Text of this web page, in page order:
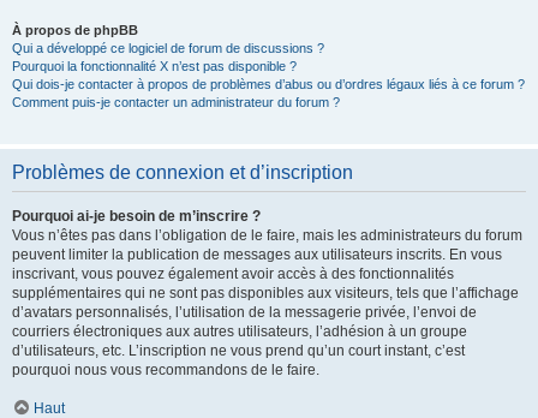
À propos de phpBB
Qui a développé ce logiciel de forum de discussions ?
Pourquoi la fonctionnalité X n’est pas disponible ?
Qui dois-je contacter à propos de problèmes d’abus ou d’ordres légaux liés à ce forum ?
Comment puis-je contacter un administrateur du forum ?
Problèmes de connexion et d’inscription
Pourquoi ai-je besoin de m’inscrire ?
Vous n’êtes pas dans l’obligation de le faire, mais les administrateurs du forum
peuvent limiter la publication de messages aux utilisateurs inscrits. En vous
inscrivant, vous pouvez également avoir accès à des fonctionnalités
supplémentaires qui ne sont pas disponibles aux visiteurs, tels que l’affichage
d’avatars personnalisés, l’utilisation de la messagerie privée, l’envoi de
courriers électroniques aux autres utilisateurs, l’adhésion à un groupe
d’utilisateurs, etc. L’inscription ne vous prend qu’un court instant, c’est
pourquoi nous vous recommandons de le faire.
Haut